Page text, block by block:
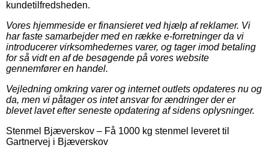
kundetilfredsheden.
Vores hjemmeside er finansieret ved hjælp af reklamer. Vi
har faste samarbejder med en række e-forretninger da vi
introducerer virksomhedernes varer, og tager imod betaling
for så vidt en af de besøgende på vores website
gennemfører en handel.
Vejledning omkring varer og internet outlets opdateres nu og
da, men vi påtager os intet ansvar for ændringer der er
blevet lavet efter seneste opdatering af sidens oplysninger.
Stenmel Bjæverskov – Få 1000 kg stenmel leveret til
Gartnervej i Bjæverskov